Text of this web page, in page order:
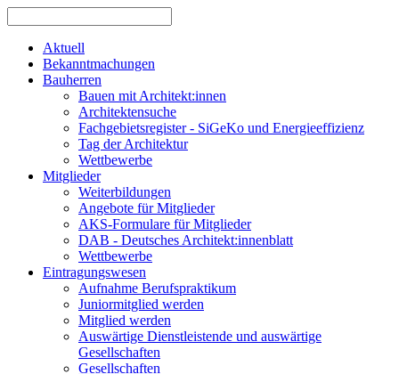
Aktuell
Bekanntmachungen
Bauherren
Bauen mit Architekt:innen
Architektensuche
Fachgebietsregister - SiGeKo und Energieeffizienz
Tag der Architektur
Wettbewerbe
Mitglieder
Weiterbildungen
Angebote für Mitglieder
AKS-Formulare für Mitglieder
DAB - Deutsches Architekt:innenblatt
Wettbewerbe
Eintragungswesen
Aufnahme Berufspraktikum
Juniormitglied werden
Mitglied werden
Auswärtige Dienstleistende und auswärtige
Gesellschaften
Gesellschaften